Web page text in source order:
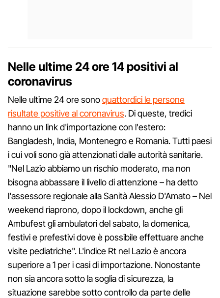
Nelle ultime 24 ore 14 positivi al
coronavirus
Nelle ultime 24 ore sonoquattordici le persone
risultate positive al coronavirus. Di queste, tredici
hanno un link d'importazione con l'estero:
Bangladesh, India, Montenegro e Romania. Tutti paesi
i cui voli sono già attenzionati dalle autorità sanitarie.
"Nel Lazio abbiamo un rischio moderato, ma non
bisogna abbassare il livello di attenzione – ha detto
l'assessore regionale alla Sanità Alessio D'Amato – Nel
weekend riaprono, dopo il lockdown, anche gli
Ambufest gli ambulatori del sabato, la domenica,
festivi e prefestivi dove è possibile effettuare anche
visite pediatriche". L'indice Rt nel Lazio è ancora
superiore a 1 per i casi di importazione. Nonostante
non sia ancora sotto la soglia di sicurezza, la
situazione sarebbe sotto controllo da parte delle